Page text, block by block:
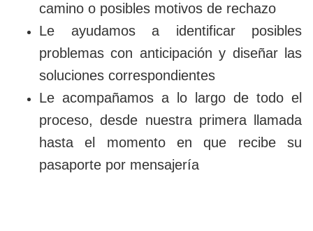
camino o posibles motivos de rechazo
Le ayudamos a identificar posibles
problemas con anticipación y diseñar las
soluciones correspondientes
Le acompañamos a lo largo de todo el
proceso, desde nuestra primera llamada
hasta el momento en que recibe su
pasaporte por mensajería